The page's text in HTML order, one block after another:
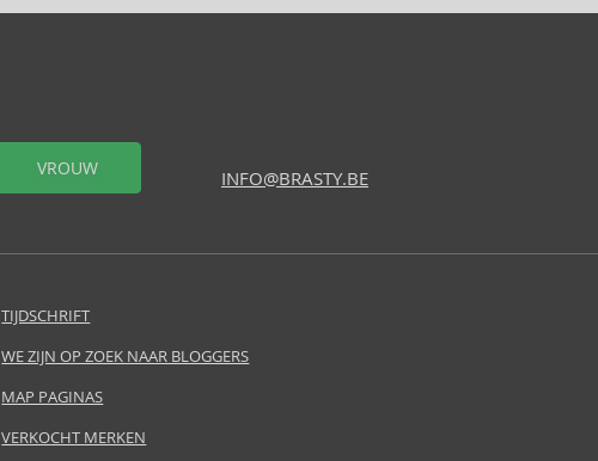
VROUW INFO@BRASTY.BE
TIJDSCHRIFT
WE ZIJN OP ZOEK NAAR BLOGGERS
MAP PAGINAS
VERKOCHT MERKEN